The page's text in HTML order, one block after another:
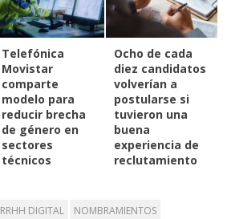
Telefónica
Movistar
comparte
modelo para
reducir brecha
de género en
sectores
técnicos
Ocho de cada
diez candidatos
volverían a
postularse si
tuvieron una
buena
experiencia de
reclutamiento
RRHH DIGITAL
NOMBRAMIENTOS